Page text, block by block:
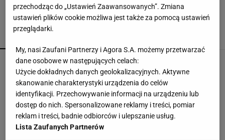
Tak Lang komentuje głośny konflikt z
Niewiadomą. "Zadzwoniłem do niej"
SUBSKRYPCJA
Nocna sensacja w meczu Sabalenki! Nie będzie
wielkiego hitu w Toronto
przechodząc do „Ustawień Zaawansowanych”. Zmiana
ustawień plików cookie możliwa jest także za pomocą ustawień
przeglądarki.
My, nasi Zaufani Partnerzy i Agora S.A. możemy przetwarzać
dane osobowe w następujących celach:
Użycie dokładnych danych geolokalizacyjnych. Aktywne
skanowanie charakterystyki urządzenia do celów
identyfikacji. Przechowywanie informacji na urządzeniu lub
dostęp do nich. Spersonalizowane reklamy i treści, pomiar
reklam i treści, badnie odbiorców i ulepszanie usług.
Lista Zaufanych Partnerów